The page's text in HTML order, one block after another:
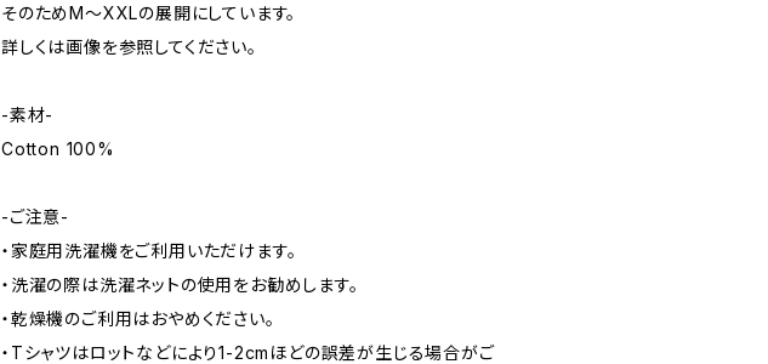
そのためM～XXLの展開にしています。
詳しくは画像を参照してください。
-素材-
Cotton 100%
-ご注意-
・家庭用洗濯機をご利用いただけます。
・洗濯の際は洗濯ネットの使用をお勧めします。
・乾燥機のご利用はおやめください。
・Tシャツはロットなどにより1-2cmほどの誤差が生じる場合がご